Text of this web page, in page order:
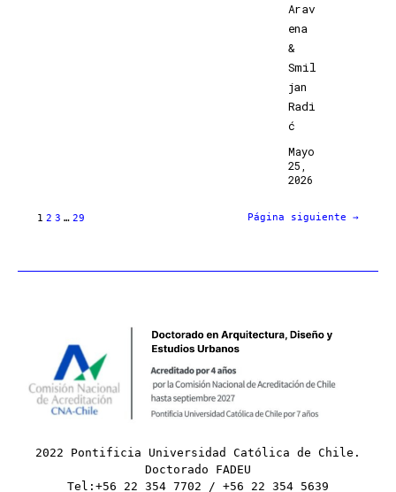
Arav
ena
&
Smil
jan
Radi
ć
Mayo
25,
2026
1 2 3 … 29 Página siguiente →
2022 Pontificia Universidad Católica de Chile.
Doctorado FADEU
Tel:+56 22 354 7702 / +56 22 354 5639